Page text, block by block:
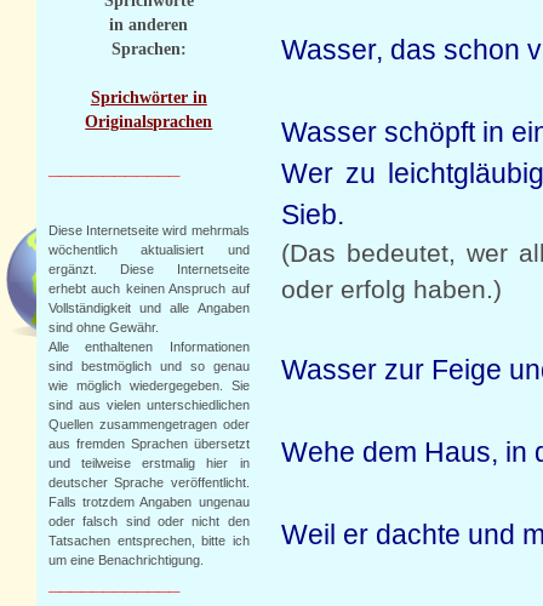
in anderen
Sprachen:
Sprichwörter in
Originalsprachen
Diese Internetseite wird mehrmals
wöchentlich aktualisiert und
ergänzt. Diese Internetseite
erhebt auch keinen Anspruch auf
Vollständigkeit und alle Angaben
sind ohne Gewähr.
Alle enthaltenen Informationen
sind bestmöglich und so genau
wie möglich wiedergegeben. Sie
sind aus vielen unterschiedlichen
Quellen zusammengetragen oder
aus fremden Sprachen übersetzt
und teilweise erstmalig hier in
deutscher Sprache veröffentlicht.
Falls trotzdem Angaben ungenau
oder falsch sind oder nicht den
Tatsachen entsprechen, bitte ich
um eine Benachrichtigung.
Wasser, das schon
Wasser schöpft in
Wer zu
Sieb.
(Das bedeutet, wer
oder erfolg haben.)
Wasser zur Feige
Wehe dem Haus, in
Weil er dachte und